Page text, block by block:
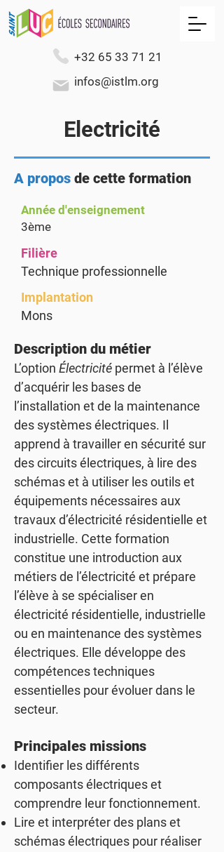
+32 65 33 71 21
infos@istlm.org
Electricité
A propos de cette formation
Année d'enseignement
3ème
Filière
Technique professionnelle
Implantation
Mons
Description du métier
L’option Électricité permet à l’élève
d’acquérir les bases de
l’installation et de la maintenance
des systèmes électriques. Il
apprend à travailler en sécurité sur
des circuits électriques, à lire des
schémas et à utiliser les outils et
équipements nécessaires aux
travaux d’électricité résidentielle et
industrielle. Cette formation
constitue une introduction aux
métiers de l’électricité et prépare
l’élève à se spécialiser en
électricité résidentielle, industrielle
ou en maintenance des systèmes
électriques. Elle développe des
compétences techniques
essentielles pour évoluer dans le
secteur.
Principales missions
Identifier les différents
composants électriques et
comprendre leur fonctionnement.
Lire et interpréter des plans et
schémas électriques pour réaliser